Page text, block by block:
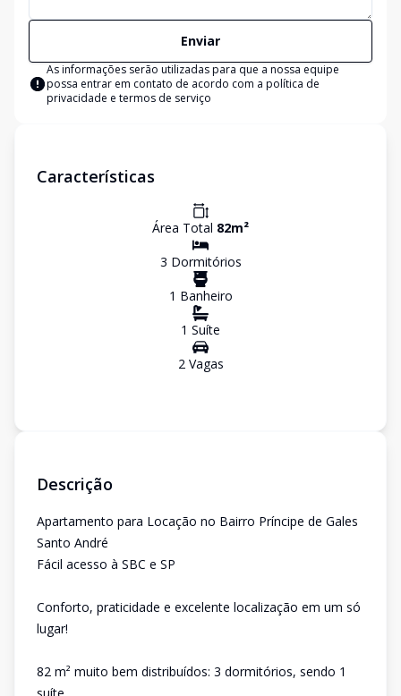
Enviar
As informações serão utilizadas para que a nossa equipe
possa entrar em contato de acordo com a política de
privacidade e termos de serviço
Características
Área Total 82m²
3 Dormitórios
1 Banheiro
1 Suíte
2Vagas
Descrição
Apartamento para Locação no Bairro Príncipe de Gales
Santo André
Fácil acesso à SBC e SP
Conforto, praticidade e excelente localização em um só
lugar!
82 m² muito bem distribuídos: 3 dormitórios, sendo 1